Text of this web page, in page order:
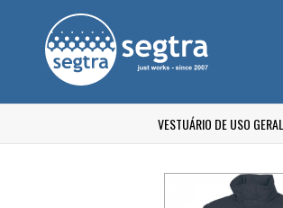
VESTUÁRIO DE USO GERAL